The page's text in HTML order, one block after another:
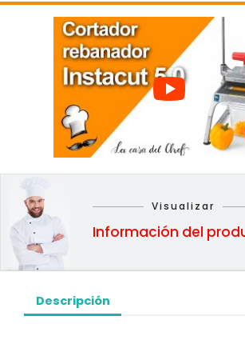
Visualizar
Información del
Descripción